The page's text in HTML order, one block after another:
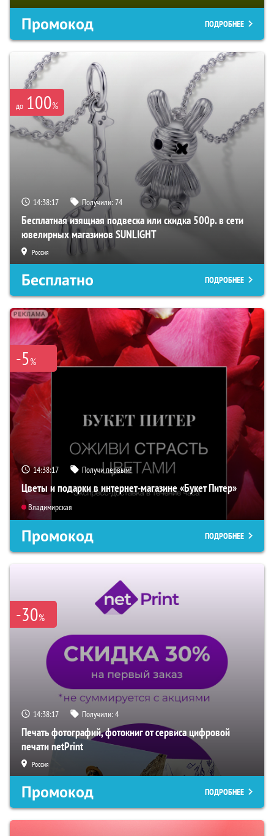
Промокод ПОДРОБНЕЕ
до 100%
14:38:17 Получили:74
Бесплатная изящная подвеска или скидка 500р. в сети
ювелирных магазинов SUNLIGHT
Россия
Бесплатно ПОДРОБНЕЕ
-5%
14:38:17 Получи первым!
Цветы и подарки в интернет-магазине «Букет Питер»
Владимирская
Промокод ПОДРОБНЕЕ
-30%
14:38:17 Получили:4
Печать фотографий, фотокниг от сервиса цифровой
печати netPrint
Россия
Промокод ПОДРОБНЕЕ